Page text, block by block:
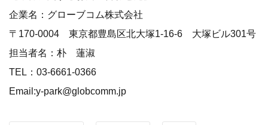
企業名：グローブコム株式会社
〒170-0004 東京都豊島区北大塚1-16-6 大塚ビル301号
担当者名：朴 蓮淑
TEL：03-6661-0366
Email:y-park@globcomm.jp